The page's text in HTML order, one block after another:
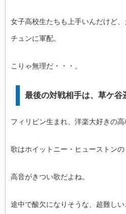
女子高校生たちも上手いんだけど
チュンに軍配。
こりゃ無理だ・・・。
最後の対戦相手は、草ケ谷
フィリピン生まれ、洋楽大好きの高
歌はホイットニー・ヒューストンの
高音がきつい歌だよね。
途中で酸欠になりそうな、超難しい